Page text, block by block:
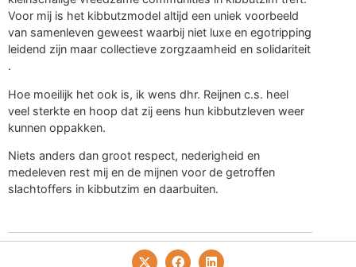
Voor mij is het kibbutzmodel altijd een uniek voorbeeld
van samenleven geweest waarbij niet luxe en egotripping
leidend zijn maar collectieve zorgzaamheid en solidariteit
.
Hoe moeilijk het ook is, ik wens dhr. Reijnen c.s. heel
veel sterkte en hoop dat zij eens hun kibbutzleven weer
kunnen oppakken.
Niets anders dan groot respect, nederigheid en
medeleven rest mij en de mijnen voor de getroffen
slachtoffers in kibbutzim en daarbuiten.